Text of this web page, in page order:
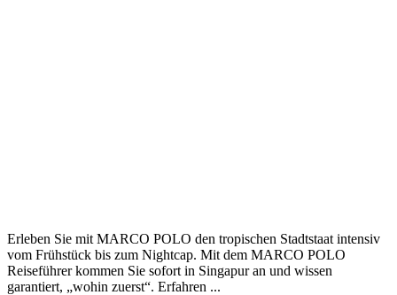
Erleben Sie mit MARCO POLO den tropischen Stadtstaat intensiv
vom Frühstück bis zum Nightcap. Mit dem MARCO POLO
Reiseführer kommen Sie sofort in Singapur an und wissen
garantiert, „wohin zuerst“. Erfahren ...